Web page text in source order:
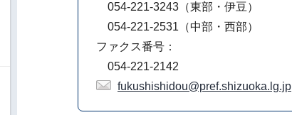
054-221-3243（東部・伊豆）
054-221-2531（中部・西部）
ファクス番号：
054-221-2142
fukushishidou@pref.shizuoka.lg.jp